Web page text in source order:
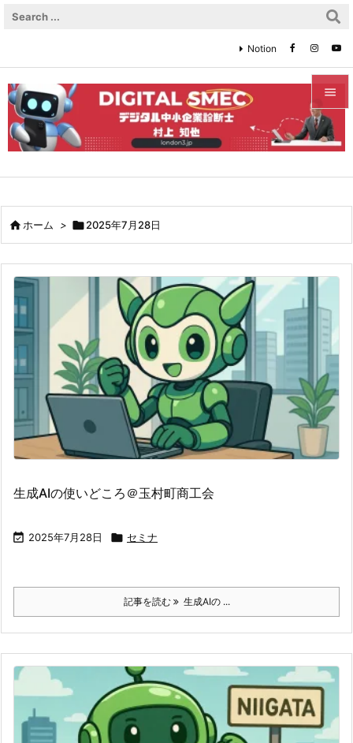


メニュ


次へ

Notion
ホーム > 2025年7月28日
生成AIの使いどころ＠玉村町商工会
 2025年7月28日  セミナ
記事を読む 生成AIの ...